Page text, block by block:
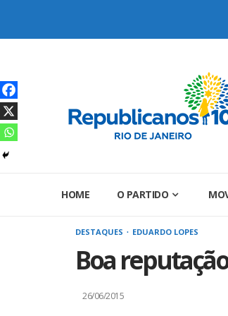
HOME O PARTIDO
DESTAQUES EDUARDO LOPES
Boa
26/06/2015